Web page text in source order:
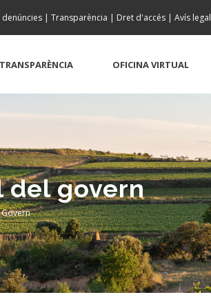
denúncies | Transparència | Dret d'accés | Avís legal
TRANSPARÈNCIA OFICINA VIRTUAL
del govern